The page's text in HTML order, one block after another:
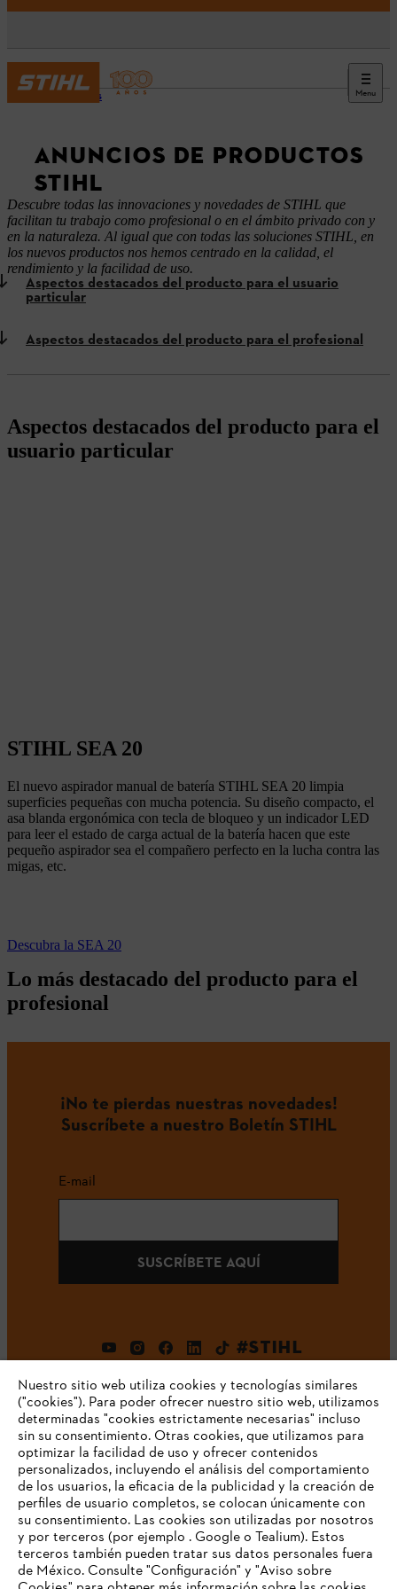
Menu
Noticias
ANUNCIOS DE PRODUCTOS
STIHL
Descubre todas las innovaciones y novedades de STIHL que
facilitan tu trabajo como profesional o en el ámbito privado con y
en la naturaleza. Al igual que con todas las soluciones STIHL, en
los nuevos productos nos hemos centrado en la calidad, el
rendimiento y la facilidad de uso.
Aspectos destacados del producto para el usuario
particular
Aspectos destacados del producto para el profesional
Aspectos destacados del producto para el
usuario particular
STIHL SEA 20
El nuevo aspirador manual de batería STIHL SEA 20 limpia
superficies pequeñas con mucha potencia. Su diseño compacto, el
asa blanda ergonómica con tecla de bloqueo y un indicador LED
para leer el estado de carga actual de la batería hacen que este
pequeño aspirador sea el compañero perfecto en la lucha contra las
migas, etc.
Descubra la SEA 20
Lo más destacado del producto para el
profesional
¡No te pierdas nuestras novedades!
Suscríbete a nuestro Boletín STIHL
E-mail
SUSCRÍBETE AQUÍ
#STIHL
Empresa
Preguntas frecuentes
Nuestro sitio web utiliza cookies y tecnologías similares
("cookies"). Para poder ofrecer nuestro sitio web, utilizamos
determinadas "cookies estrictamente necesarias" incluso
sin su consentimiento. Otras cookies, que utilizamos para
optimizar la facilidad de uso y ofrecer contenidos
personalizados, incluyendo el análisis del comportamiento
de los usuarios, la eficacia de la publicidad y la creación de
perfiles de usuario completos, se colocan únicamente con
su consentimiento. Las cookies son utilizadas por nosotros
y por terceros (por ejemplo . Google o Tealium). Estos
terceros también pueden tratar sus datos personales fuera
de México. Consulte "Configuración" y "Aviso sobre